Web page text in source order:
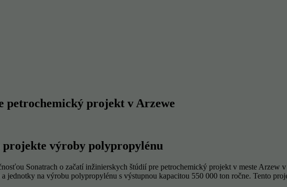
projekt v Arzewe
výroby polypropylénu
Sonatrach o začatí inžinierskych štúdií pre petrochemický projekt v meste
jednotky na výrobu polypropylénu s výstupnou kapacitou 550 000 ton ročne. Tento